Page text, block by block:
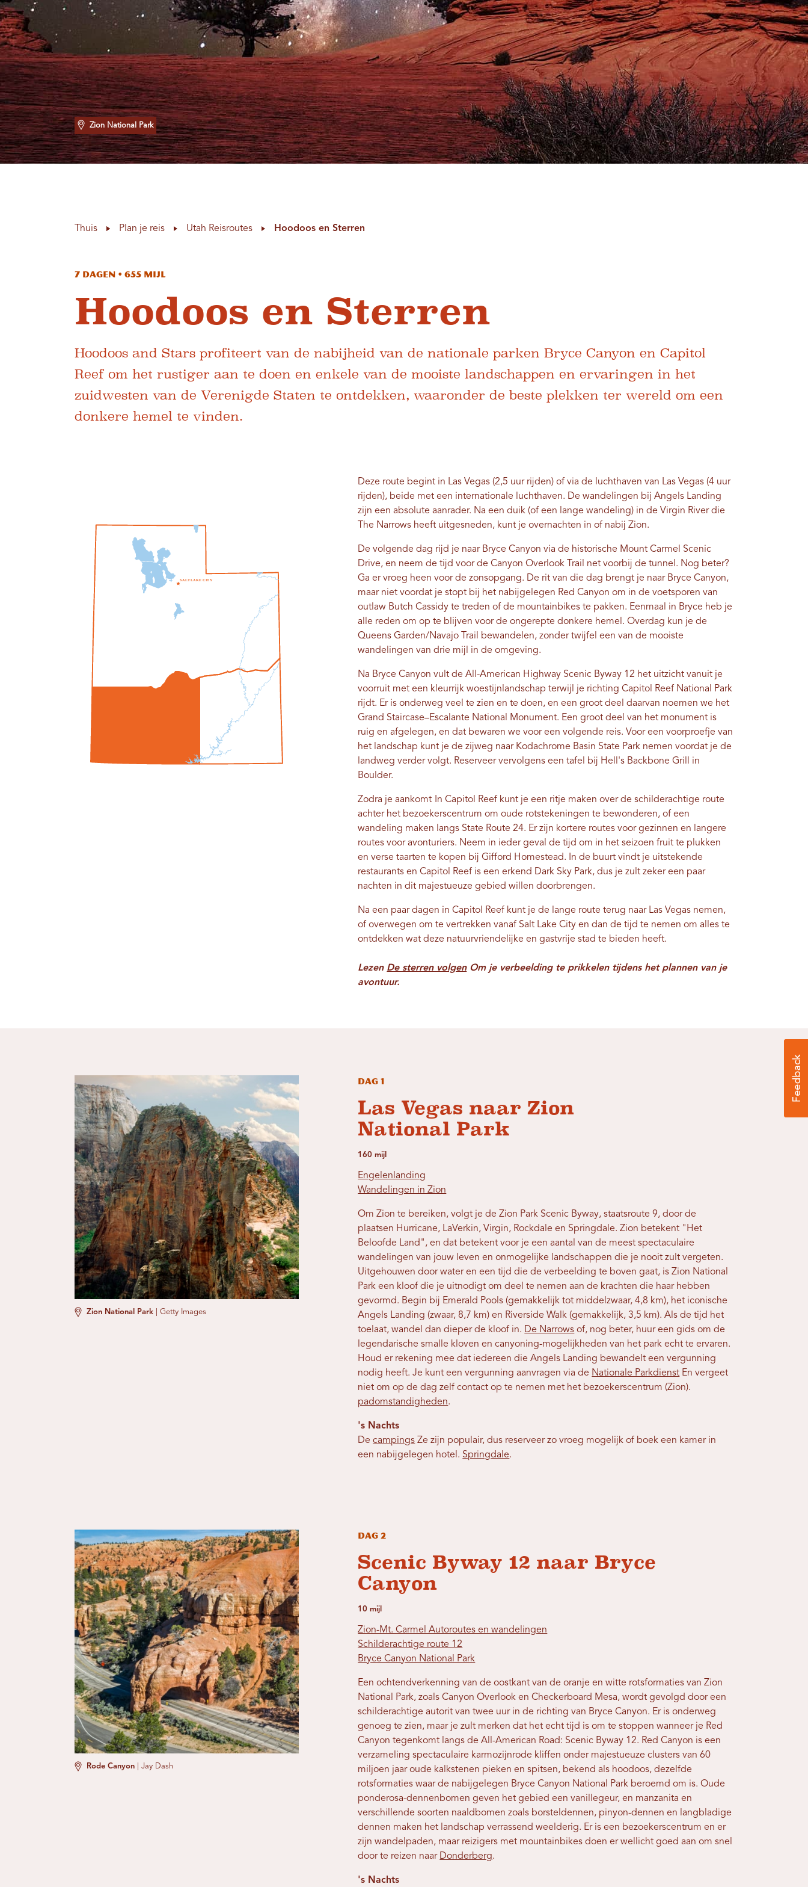
Zion National Park
Thuis Plan je reis Utah Reisroutes Hoodoos en Sterren
7 dagen • 655 mijl
Hoodoos en Sterren
Hoodoos and Stars profiteert van de nabijheid van de nationale parken Bryce Canyon en Capitol
Reef om het rustiger aan te doen en enkele van de mooiste landschappen en ervaringen in het
zuidwesten van de Verenigde Staten te ontdekken, waaronder de beste plekken ter wereld om een ​​
donkere hemel te vinden.
SALTLAKECITY
Deze route begint in Las Vegas (2,5 uur rijden) of via de luchthaven van Las Vegas (4 uur
rijden), beide met een internationale luchthaven. De wandelingen bij Angels Landing
zijn een absolute aanrader. Na een duik (of een lange wandeling) in de Virgin River die
The Narrows heeft uitgesneden, kunt je overnachten in of nabij Zion.
De volgende dag rijd je naar Bryce Canyon via de historische Mount Carmel Scenic
Drive, en neem de tijd voor de Canyon Overlook Trail net voorbij de tunnel. Nog beter?
Ga er vroeg heen voor de zonsopgang. De rit van die dag brengt je naar Bryce Canyon,
maar niet voordat je stopt bij het nabijgelegen Red Canyon om in de voetsporen van
outlaw Butch Cassidy te treden of de mountainbikes te pakken. Eenmaal in Bryce heb je
alle reden om op te blijven voor de ongerepte donkere hemel. Overdag kun je de
Queens Garden/Navajo Trail bewandelen, zonder twijfel een van de mooiste
wandelingen van drie mijl in de omgeving.
Na Bryce Canyon vult de All-American Highway Scenic Byway 12 het uitzicht vanuit je
voorruit met een kleurrijk woestijnlandschap terwijl je richting Capitol Reef National Park
rijdt. Er is onderweg veel te zien en te doen, en een groot deel daarvan noemen we het
Grand Staircase–Escalante National Monument. Een groot deel van het monument is
ruig en afgelegen, en dat bewaren we voor een volgende reis. Voor een voorproefje van
het landschap kunt je de zijweg naar Kodachrome Basin State Park nemen voordat je de
landweg verder volgt. Reserveer vervolgens een tafel bij Hell's Backbone Grill in
Boulder.
Zodra je aankomt
In Capitol Reef kunt je een ritje maken over de schilderachtige route
achter het bezoekerscentrum om oude rotstekeningen te bewonderen, of een
wandeling maken langs State Route 24. Er zijn kortere routes voor gezinnen en langere
routes voor avonturiers. Neem in ieder geval de tijd om in het seizoen fruit te plukken
en verse taarten te kopen bij Gifford Homestead. In de buurt vindt je uitstekende
restaurants en Capitol Reef is een erkend Dark Sky Park, dus je zult zeker een paar
nachten in dit majestueuze gebied willen doorbrengen.
Na een paar dagen in Capitol Reef kunt je de lange route terug naar Las Vegas nemen,
of overwegen om te vertrekken vanaf Salt Lake City en dan de tijd te nemen om alles te
ontdekken wat deze natuurvriendelijke en gastvrije stad te bieden heeft.
Lezen De sterren volgenOm je verbeelding te prikkelen tijdens het plannen van je
avontuur.
Zion National Park |Getty Images
Dag 1
Las Vegas naar Zion
National Park
160 mijl
Engelenlanding
Wandelingen in Zion
Om Zion te bereiken, volgt je de Zion Park Scenic Byway, staatsroute 9, door de
plaatsen Hurricane, LaVerkin, Virgin, Rockdale en Springdale. Zion betekent "Het
Beloofde Land", en dat betekent voor je een aantal van de meest spectaculaire
wandelingen van jouw leven en onmogelijke landschappen die je nooit zult vergeten.
Uitgehouwen door water en een tijd die de verbeelding te boven gaat, is Zion National
Park een kloof die je uitnodigt om deel te nemen aan de krachten die haar hebben
gevormd. Begin bij Emerald Pools (gemakkelijk tot middelzwaar, 4,8 km), het iconische
Angels Landing (zwaar, 8,7 km) en Riverside Walk (gemakkelijk, 3,5 km). Als de tijd het
toelaat, wandel dan dieper de kloof in. De Narrows of, nog beter, huur een gids om de
legendarische smalle kloven en canyoning-mogelijkheden van het park echt te ervaren.
Houd er rekening mee dat iedereen die Angels Landing bewandelt een vergunning
nodig heeft. Je kunt een vergunning aanvragen via de Nationale Parkdienst En vergeet
niet om op de dag zelf contact op te nemen met het bezoekerscentrum (Zion).
padomstandigheden.
's Nachts
Decampings Ze zijn populair, dus reserveer zo vroeg mogelijk of boek een kamer in
een nabijgelegen hotel. Springdale.
Rode Canyon |Jay Dash
Dag 2
Scenic Byway 12 naar Bryce
Canyon
10 mijl
Zion-Mt. Carmel Autoroutes en wandelingen
Schilderachtige route 12
Bryce Canyon National Park
Een ochtendverkenning van de oostkant van de oranje en witte rotsformaties van Zion
National Park, zoals Canyon Overlook en Checkerboard Mesa, wordt gevolgd door een
schilderachtige autorit van twee uur in de richting van Bryce Canyon. Er is onderweg
genoeg te zien, maar je zult merken dat het echt tijd is om te stoppen wanneer je Red
Canyon tegenkomt langs de All-American Road: Scenic Byway 12. Red Canyon is een
verzameling spectaculaire karmozijnrode kliffen onder majestueuze clusters van 60
miljoen jaar oude kalkstenen pieken en spitsen, bekend als hoodoos, dezelfde
rotsformaties waar de nabijgelegen Bryce Canyon National Park beroemd om is. Oude
ponderosa-dennenbomen geven het gebied een vanillegeur, en manzanita en
verschillende soorten naaldbomen zoals borsteldennen, pinyon-dennen en langbladige
dennen maken het landschap verrassend weelderig. Er is een bezoekerscentrum en er
zijn wandelpaden, maar reizigers met mountainbikes doen er wellicht goed aan om snel
door te reizen naar Donderberg.
's Nachts